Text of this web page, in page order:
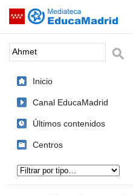
Saltar navegación
Palabra o frase:
Inicio
Canal EducaMadrid
Últimos contenidos
Centros